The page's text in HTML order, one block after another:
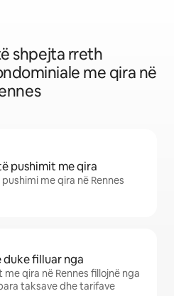
shpejta rreth
me qira në
pushimit me qira
me qira në Rennes
filluar nga
qira në Rennes fillojnë nga
taksave dhe tarifave